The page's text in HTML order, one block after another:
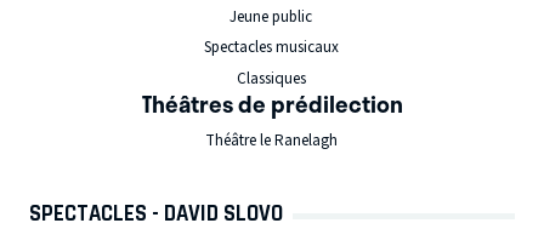
Jeune public
Spectacles musicaux
Classiques
Théâtres de prédilection
Théâtre le Ranelagh
SPECTACLES - DAVID SLOVO